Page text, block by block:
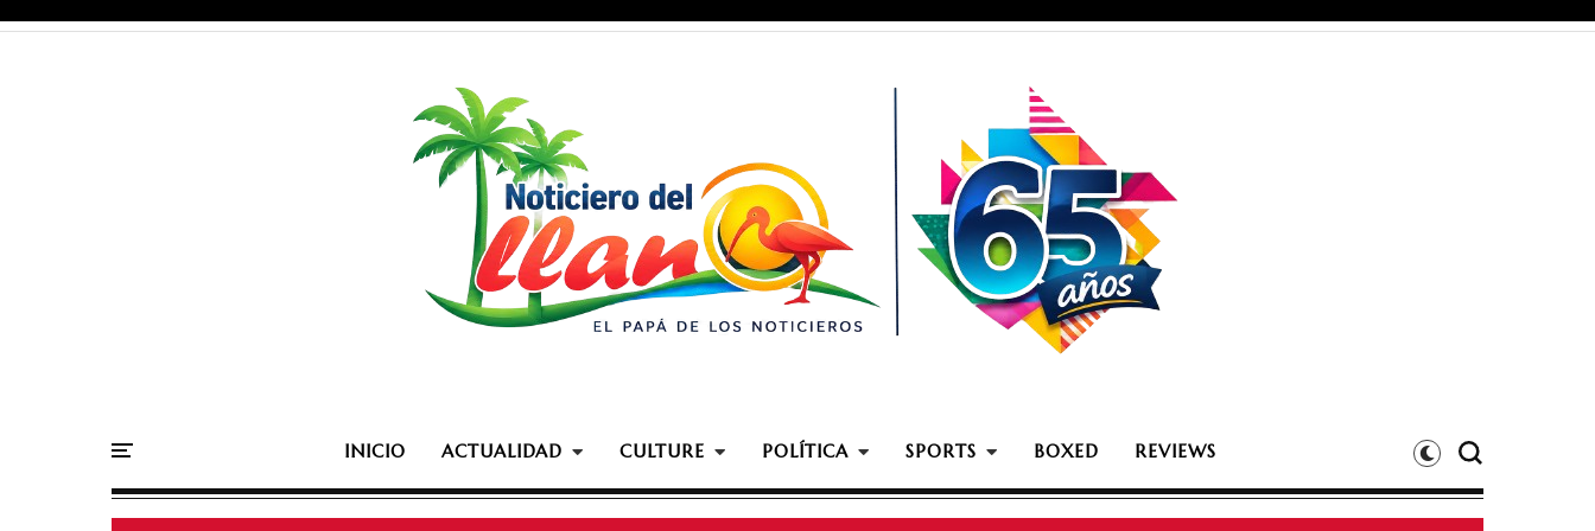
INICIO ACTUALIDAD CULTURE POLÍTICA SPORTS BOXED REVIEWS